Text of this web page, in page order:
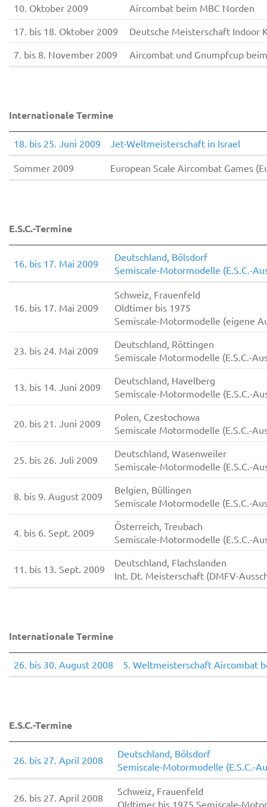
10. Oktober 2009
Aircombat beim MBC Norden
17. bis 18. Oktober 2009
Deutsche Meisterschaft Indoor
7. bis 8. November 2009
Aircombat und Gnumpfcup
Internationale Termine
18. bis 25. Juni 2009 Jet-Weltmeisterschaft in Israel
Sommer 2009 European Scale Aircombat Games
E.S.C.-Termine
16. bis 17. Mai 2009
Deutschland, Bölsdorf
Semiscale-Motormodelle (E.S.C.-
16. bis 17. Mai 2009
Schweiz, Frauenfeld
Oldtimer bis 1975
Semiscale-Motormodelle (eigene
23. bis 24. Mai 2009
Deutschland, Röttingen
Semiscale Motormodelle (E.S.C.-
13. bis 14. Juni 2009
Deutschland, Havelberg
Semiscale-Motormodelle (E.S.C.-
20. bis 21. Juni 2009
Polen, Czestochowa
Semiscale Motormodelle (E.S.C.-
25. bis 26. Juli 2009
Deutschland, Wasenweiler
Semiscale-Motormodelle (E.S.C.-
8. bis 9. August 2009
Belgien, Büllingen
Semiscale Motormodelle (E.S.C.-
4. bis 6. Sept. 2009
Österreich, Treubach
Semiscale-Motormodelle (E.S.C.-
11. bis 13. Sept. 2009
Deutschland, Flachslanden
Int. Dt. Meisterschaft (DMFV-
Internationale Termine
26. bis 30. August 2008 5. Weltmeisterschaft Aircombat
E.S.C.-Termine
26. bis 27. April 2008
Deutschland, Bölsdorf
Semiscale-Motormodelle (E.S.C.-
26. bis 27. April 2008
Schweiz, Frauenfeld
Oldtimer bis 1975 Semiscale-